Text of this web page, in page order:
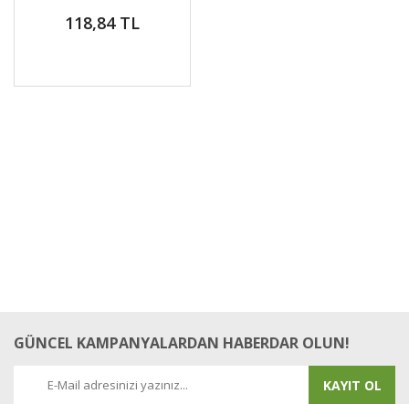
pepper
118,84 TL
GÜNCEL KAMPANYALARDAN HABERDAR OLUN!
KAYIT OL